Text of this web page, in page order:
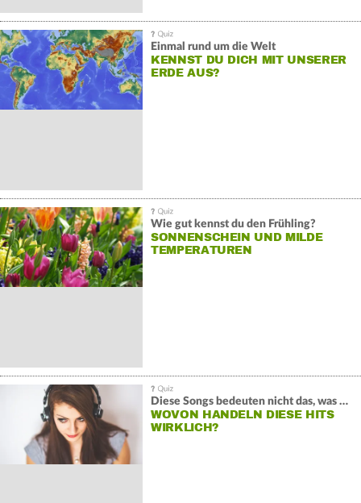
Einmal rund um die Welt
KENNST DU DICH MIT UNSERER
ERDE AUS?
Wie gut kennst du den Frühling?
SONNENSCHEIN UND MILDE
TEMPERATUREN
Diese Songs bedeuten nicht das, was du denkst
WOVON HANDELN DIESE HITS
WIRKLICH?